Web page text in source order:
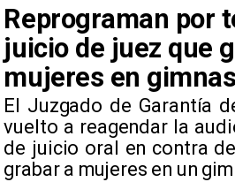
Reprograman por
juicio de juez que
mujeres en
El Juzgado de Garantía
vuelto a reagendar la
de juicio oral en contra
grabar a mujeres en un